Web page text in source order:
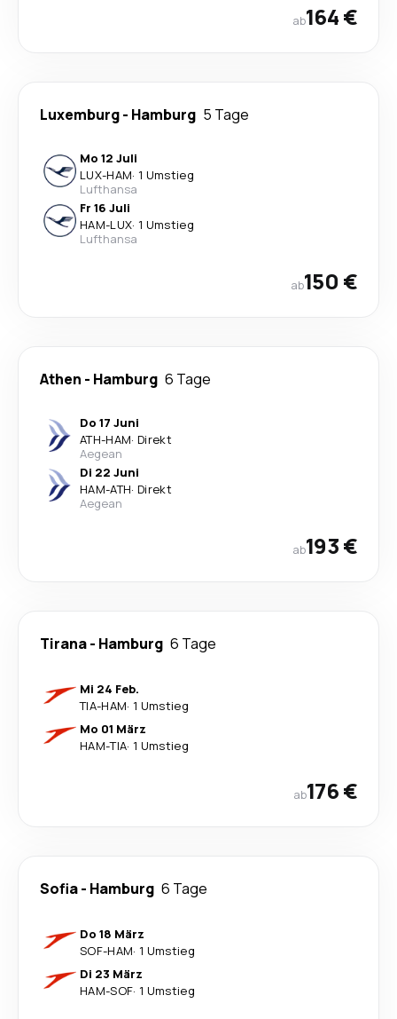
ab164 €
Luxemburg- Hamburg 5 Tage
Mo 12 Juli
LUX-HAM· 1 Umstieg
Lufthansa
Fr 16 Juli
HAM-LUX· 1 Umstieg
Lufthansa
ab150 €
Athen - Hamburg 6 Tage
Do 17 Juni
ATH-HAM· Direkt
Aegean
Di 22 Juni
HAM-ATH· Direkt
Aegean
ab193 €
Tirana- Hamburg 6 Tage
Mi 24 Feb.
TIA-HAM· 1 Umstieg
Mo 01 März
HAM-TIA· 1 Umstieg
ab176 €
Sofia- Hamburg 6 Tage
Do 18 März
SOF-HAM· 1 Umstieg
Di 23 März
HAM-SOF· 1 Umstieg